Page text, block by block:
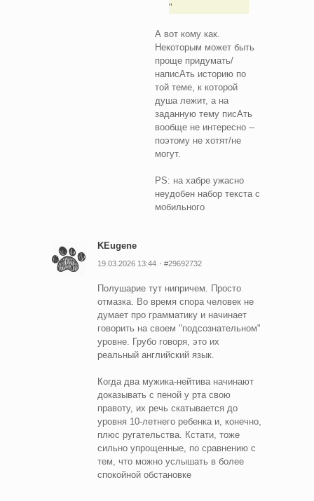
А вот кому как.
Некоторым может быть
проще придумать/
написАть историю по
той теме, к которой
душа лежит, а на
заданную тему писАть
вообще не интересно --
поэтому не хотят/не
могут.
PS: на хабре ужасно
неудобен набор текста с
мобильного
KEugene
19.03.2026 13:44 #29692732
Полушарие тут нипричем. Просто
отмазка. Во время спора человек не
думает про грамматику и начинает
говорить на своем "подсознательном"
уровне. Грубо говоря, это их
реальный английский язык.
Когда два мужика-нейтива начинают
доказывать с пеной у рта свою
правоту, их речь скатывается до
уровня 10-летнего ребенка и, конечно,
плюс ругательства. Кстати, тоже
сильно упрощенные, по сравнению с
тем, что можно услышать в более
спокойной обстановке